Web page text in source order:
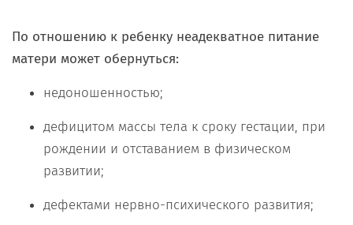
По отношению к ребенку неадекватное питание
матери может обернуться:
недоношенностью;
дефицитом массы тела к сроку гестации, при
рождении и отставанием в физическом
развитии;
дефектами нервно-психического развития;